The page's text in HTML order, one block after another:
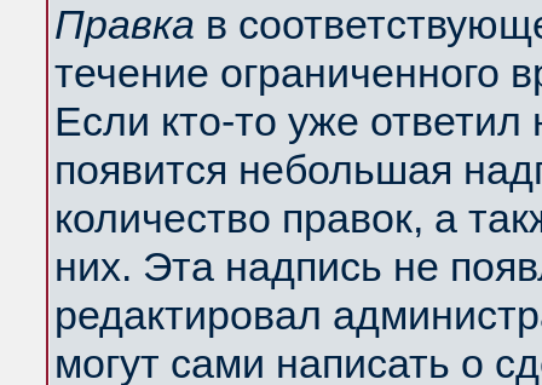
Правка в
течение ограниченного
Если кто-то уже
появится небольшая
количество правок, а
них. Эта надпись не
редактировал
могут сами написать о